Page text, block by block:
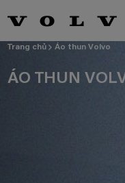
Trang chủ Áo thun Volvo
ÁO THUN